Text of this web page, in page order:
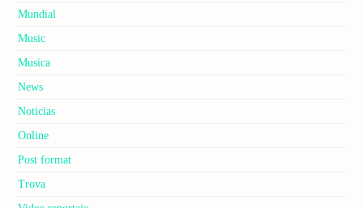
Mundial
Music
Musica
News
Noticias
Online
Post format
Trova